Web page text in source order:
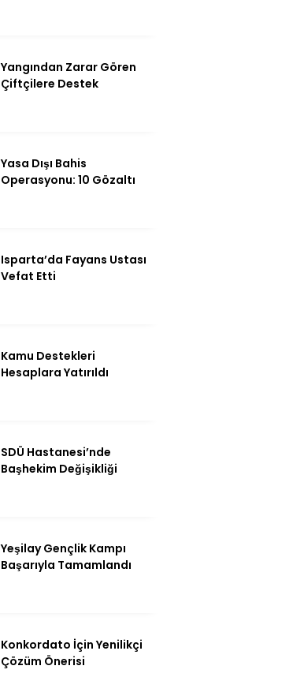
Yangından Zarar Gören
Çiftçilere Destek
Yasa Dışı Bahis
Operasyonu: 10 Gözaltı
Isparta’da Fayans Ustası
Vefat Etti
Kamu Destekleri
Hesaplara Yatırıldı
SDÜ Hastanesi’nde
Başhekim Değişikliği
Yeşilay Gençlik Kampı
Başarıyla Tamamlandı
Konkordato İçin Yenilikçi
Çözüm Önerisi